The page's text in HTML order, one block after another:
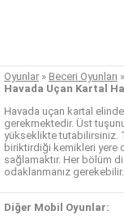
Oyunlar » Beceri Oyunları »
Havada Uçan Kartal
Havada uçan kartal
gerekmektedir. Üst
yükseklikte tutabilirsiniz.
biriktirdiği kemikleri yere
sağlamaktır. Her bölüm
odaklanmanız gerekebilir.
Diğer Mobil Oyunlar: